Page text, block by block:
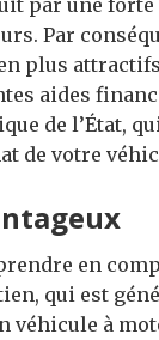
Par
plus
aides
de l’État,
de votre
en
qui est
véhicule à